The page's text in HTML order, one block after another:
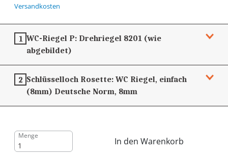
Versandkosten
1 WC-Riegel P: Drehriegel 8201 (wie
abgebildet)
2 Schlüsselloch Rosette:WC Riegel, einfach
(8mm) Deutsche Norm, 8mm
Menge
In den Warenkorb